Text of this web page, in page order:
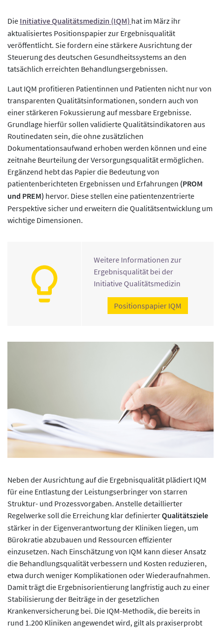
Die Initiative Qualitätsmedizin (IQM) hat im März ihr
aktualisiertes Positionspapier zur Ergebnisqualität
veröffentlicht. Sie fordern eine stärkere Ausrichtung der
Steuerung des deutschen Gesundheitssystems an den
tatsächlich erreichten Behandlungsergebnissen.
Laut IQM profitieren Patientinnen und Patienten nicht nur von
transparenten Qualitätsinformationen, sondern auch von
einer stärkeren Fokussierung auf messbare Ergebnisse.
Grundlage hierfür sollen validierte Qualitätsindikatoren aus
Routinedaten sein, die ohne zusätzlichen
Dokumentationsaufwand erhoben werden können und eine
zeitnahe Beurteilung der Versorgungsqualität ermöglichen.
Ergänzend hebt das Papier die Bedeutung von
patientenberichteten Ergebnissen und Erfahrungen (PROM
und PREM) hervor. Diese stellen eine patientenzentrierte
Perspektive sicher und erweitern die Qualitätsentwicklung um
wichtige Dimensionen.
Weitere Informationen zur
Ergebnisqualität bei der
Initiative Qualitätsmedizin
Positionspapier IQM
Neben der Ausrichtung auf die Ergebnisqualität plädiert IQM
für eine Entlastung der Leistungserbringer von starren
Struktur- und Prozessvorgaben. Anstelle detaillierter
Regelwerke soll die Erreichung klar definierterQualitätsziele
stärker in der Eigenverantwortung der Kliniken liegen, um
Bürokratie abzubauen und Ressourcen effizienter
einzusetzen. Nach Einschätzung von IQM kann dieser Ansatz
die Behandlungsqualität verbessern und Kosten reduzieren,
etwa durch weniger Komplikationen oder Wiederaufnahmen.
Damit trägt die Ergebnisorientierung langfristig auch zu einer
Stabilisierung der Beiträge in der gesetzlichen
Krankenversicherung bei. Die IQM-Methodik, die bereits in
rund 1.200 Kliniken angewendet wird, gilt als praxiserprobt